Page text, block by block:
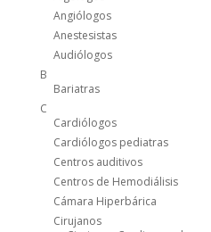
Angiólogos
Anestesistas
Audiólogos
B
Bariatras
C
Cardiólogos
Cardiólogos pediatras
Centros auditivos
Centros de Hemodiálisis
Cámara Hiperbárica
Cirujanos